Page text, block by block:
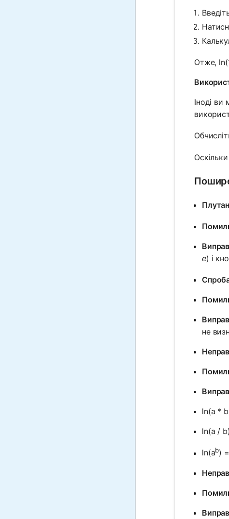
Отже,
Іноді
e) і
не
ln(a *
ln(a /
ln(ab)